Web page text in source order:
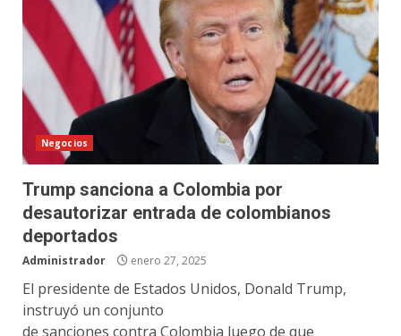
Negocios
Trump sanciona a Colombia por
desautorizar entrada de colombianos
deportados
Administrador enero 27, 2025
El presidente de Estados Unidos, Donald Trump,
instruyó un conjunto
de sanciones contra Colombia luego de que